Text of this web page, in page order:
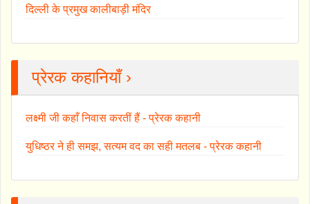
दिल्ली के प्रमुख कालीबाड़ी मंदिर
प्रेरक कहानियाँ ›
लक्ष्मी जी कहाँ निवास करतीं हैं - प्रेरक कहानी
युधिष्ठर ने ही समझ, सत्यम वद का सही मतलब - प्रेरक कहानी